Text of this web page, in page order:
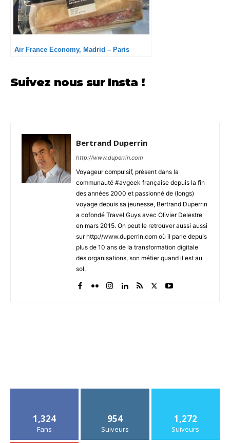
Air France Economy, Madrid – Paris
Suivez nous sur Insta !
Bertrand Duperrin
http://www.duperrin.com
Voyageur compulsif, présent dans la
communauté #avgeek française depuis la fin
des années 2000 et passionné de (longs)
voyage depuis sa jeunesse, Bertrand Duperrin
a cofondé Travel Guys avec Olivier Delestre
en mars 2015. On peut le retrouver aussi aussi
sur http://www.duperrin.com où il parle depuis
plus de 10 ans de la transformation digitale
des organisations, son métier quand il est au
sol.
1,324
Fans
954
Suiveurs
1,272
Suiveurs